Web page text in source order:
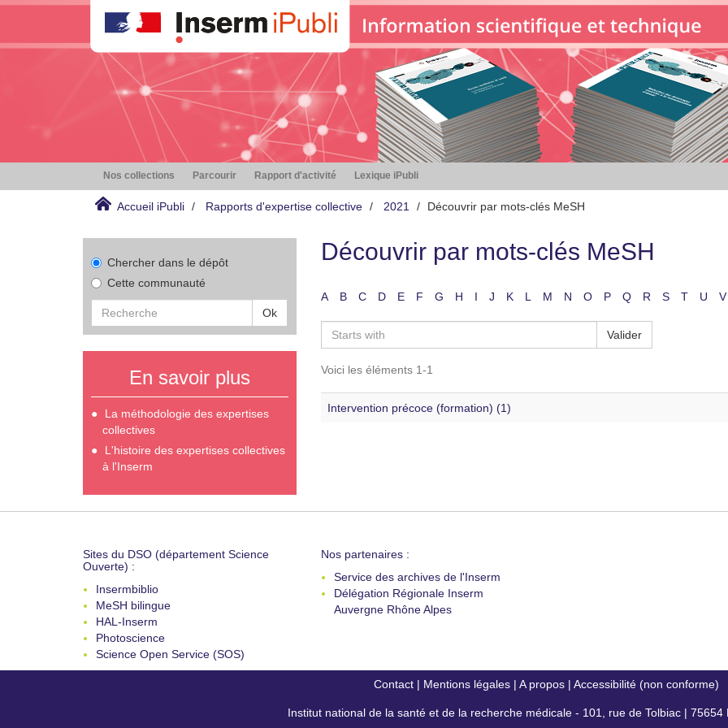
Nos collections Parcourir Rapport d'activité Lexique iPubli
Accueil iPubli Rapports d'expertise collective 2021 Découvrir par mots-clés MeSH
Chercher dans le dépôt
Cette communauté
Ok
En savoir plus
La méthodologie des expertises
collectives
L'histoire des expertises collectives
à l'Inserm
Découvrir par mots-clés MeSH
A B C D E F G H I J K L M N O P Q R S T U V
Valider
Voici les éléments 1-1
Intervention précoce (formation) (1)
Sites du DSO (département Science
Ouverte) :
Insermbiblio
MeSH bilingue
HAL-Inserm
Photoscience
Science Open Service (SOS)
Nos partenaires :
Service des archives de l'Inserm
Délégation Régionale Inserm
Auvergne Rhône Alpes
Contact| Mentions légales| A propos| Accessibilité (non conforme)
Institut national de la santé et de la recherche médicale - 101, rue de Tolbiac | 75654